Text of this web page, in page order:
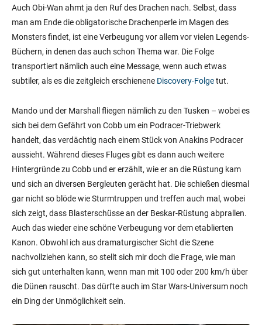
Auch Obi-Wan ahmt ja den Ruf des Drachen nach. Selbst, dass
man am Ende die obligatorische Drachenperle im Magen des
Monsters findet, ist eine Verbeugung vor allem vor vielen Legends-
Büchern, in denen das auch schon Thema war. Die Folge
transportiert nämlich auch eine Message, wenn auch etwas
subtiler, als es die zeitgleich erschienene Discovery-Folgetut.
Mando und der Marshall fliegen nämlich zu den Tusken – wobei es
sich bei dem Gefährt von Cobb um ein Podracer-Triebwerk
handelt, das verdächtig nach einem Stück von Anakins Podracer
aussieht. Während dieses Fluges gibt es dann auch weitere
Hintergründe zu Cobb und er erzählt, wie er an die Rüstung kam
und sich an diversen Bergleuten gerächt hat. Die schießen diesmal
gar nicht so blöde wie Sturmtruppen und treffen auch mal, wobei
sich zeigt, dass Blasterschüsse an der Beskar-Rüstung abprallen.
Auch das wieder eine schöne Verbeugung vor dem etablierten
Kanon. Obwohl ich aus dramaturgischer Sicht die Szene
nachvollziehen kann, so stellt sich mir doch die Frage, wie man
sich gut unterhalten kann, wenn man mit 100 oder 200 km/h über
die Dünen rauscht. Das dürfte auch im Star Wars-Universum noch
ein Ding der Unmöglichkeit sein.